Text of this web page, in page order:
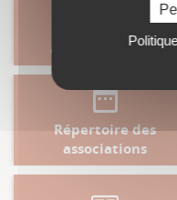
administratives
Répertoire des
associations